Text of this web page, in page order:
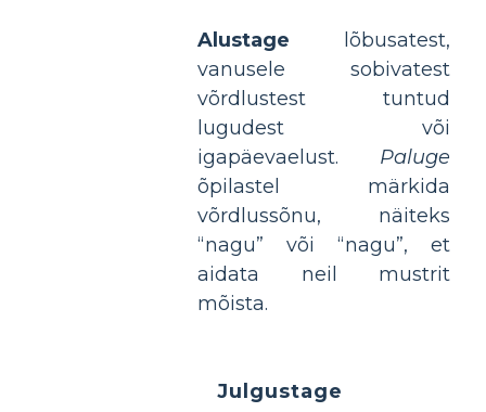
Alustage lõbusatest,
vanusele sobivatest
võrdlustest tuntud
lugudest või
igapäevaelust. Paluge
õpilastel märkida
võrdlussõnu, näiteks
“nagu” või “nagu”, et
aidata neil mustrit
mõista.
Julgustage